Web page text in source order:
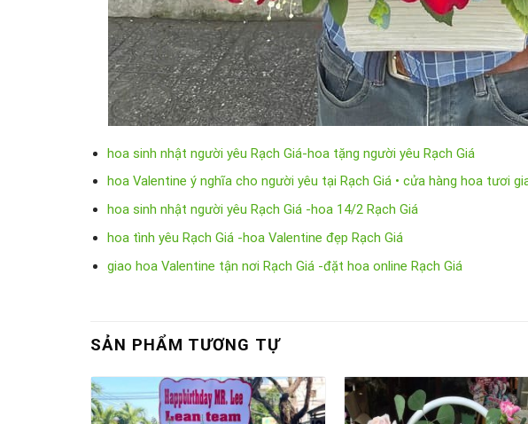
hoa sinh nhật người yêu Rạch Giá-hoa tặng người yêu Rạch Giá
hoa Valentine ý nghĩa cho người yêu tại Rạch Giá • cửa hàng hoa tươi
hoa sinh nhật người yêu Rạch Giá -hoa 14/2 Rạch Giá
hoa tình yêu Rạch Giá -hoa Valentine đẹp Rạch Giá
giao hoa Valentine tận nơi Rạch Giá -đặt hoa online Rạch Giá
SẢN PHẨM TƯƠNG TỰ